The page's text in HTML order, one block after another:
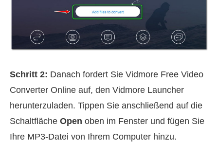
Schritt 2: Danach fordert Sie Vidmore Free Video
Converter Online auf, den Vidmore Launcher
herunterzuladen. Tippen Sie anschließend auf die
Schaltfläche Open oben im Fenster und fügen Sie
Ihre MP3‑Datei von Ihrem Computer hinzu.